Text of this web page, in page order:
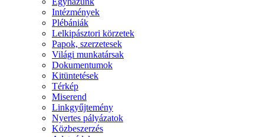
Intézmények
Plébániák
Lelkipásztori körzetek
Papok, szerzetesek
Világi munkatársak
Dokumentumok
Kitüntetések
Térkép
Miserend
Linkgyűjtemény
Nyertes pályázatok
Közbeszerzés